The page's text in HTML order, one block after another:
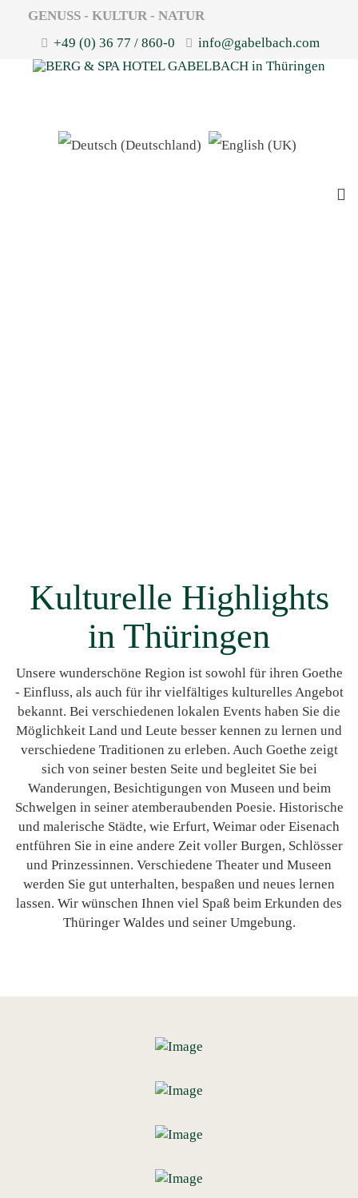
GENUSS - KULTUR - NATUR
+49 (0) 36 77 / 860-0
info@gabelbach.com
Kulturelle Highlights
in Thüringen
Unsere wunderschöne Region ist sowohl für ihren Goethe
- Einfluss, als auch für ihr vielfältiges kulturelles Angebot
bekannt. Bei verschiedenen lokalen Events haben Sie die
Möglichkeit Land und Leute besser kennen zu lernen und
verschiedene Traditionen zu erleben. Auch Goethe zeigt
sich von seiner besten Seite und begleitet Sie bei
Wanderungen, Besichtigungen von Museen und beim
Schwelgen in seiner atemberaubenden Poesie. Historische
und malerische Städte, wie Erfurt, Weimar oder Eisenach
entführen Sie in eine andere Zeit voller Burgen, Schlösser
und Prinzessinnen. Verschiedene Theater und Museen
werden Sie gut unterhalten, bespaßen und neues lernen
lassen. Wir wünschen Ihnen viel Spaß beim Erkunden des
Thüringer Waldes und seiner Umgebung.